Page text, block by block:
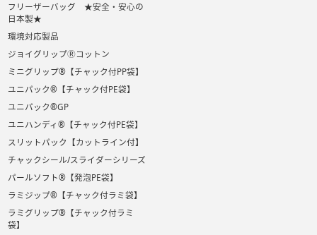
フリーザーバッグ ★安全・安心の
日本製★
環境対応製品
ジョイグリップⓇコットン
ミニグリップ®【チャック付PP袋】
ユニパック®【チャック付PE袋】
ユニパック®GP
ユニハンディ®【チャック付PE袋】
スリットパック【カットライン付】
チャックシール/スライダーシリーズ
パールソフト®【発泡PE袋】
ラミジップ®【チャック付ラミ袋】
ラミグリップ®【チャック付ラミ
袋】